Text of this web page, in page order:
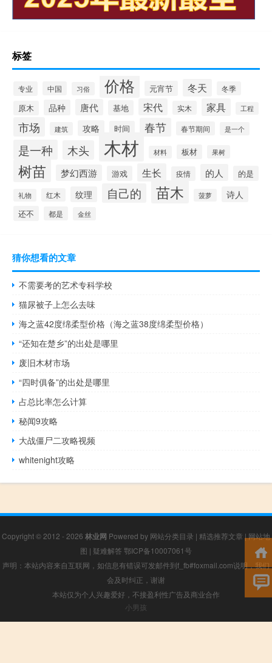
标签
专业 中国 习俗 价格 元宵节 冬天 冬季
原木 品种 唐代 基地 宋代 实木 家具 工程
市场 建筑 攻略 时间 春节 春节期间 是一个
是一种 木头 木材 材料 板材 果树
树苗 梦幻西游 游戏 生长 疫情 的人 的是
礼物 红木 纹理 自己的 苗木 菠萝 诗人
还不 都是 金丝
猜你想看的文章
不需要考的艺术专科学校
猫尿被子上怎么去味
海之蓝42度绵柔型价格（海之蓝38度绵柔型价格）
“还知在楚乡”的出处是哪里
废旧木材市场
“四时俱备”的出处是哪里
占总比率怎么计算
秘闻9攻略
大战僵尸二攻略视频
whitenight攻略
Copyright © 2012 - 2026 林业网 Powered by 网站分类目录 | 精选推荐文章 |网站地
图 | 疑难解答 鄂ICP备10007061号
声明：本站内容来自互联网，如信息有错误可发邮件到f_fb#foxmail.com说明，我们
会及时纠正，谢谢
本站仅为个人兴趣爱好，不接盈利性广告及商业合作
小男孩